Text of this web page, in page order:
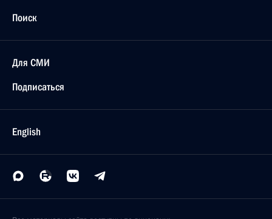
Поиск
Для СМИ
Подписаться
English